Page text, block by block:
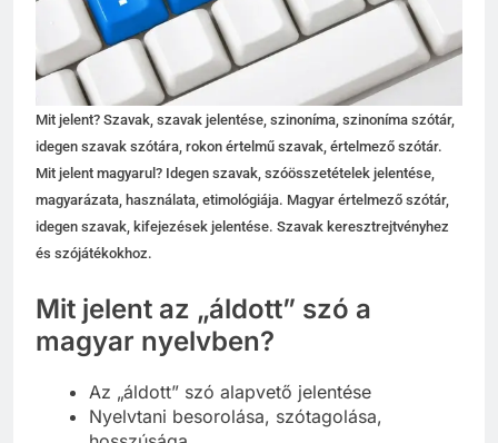
Mit jelent? Szavak, szavak jelentése, szinoníma, szinoníma szótár,
idegen szavak szótára, rokon értelmű szavak, értelmező szótár.
Mit jelent magyarul? Idegen szavak, szóösszetételek jelentése,
magyarázata, használata, etimológiája. Magyar értelmező szótár,
idegen szavak, kifejezések jelentése. Szavak keresztrejtvényhez
és szójátékokhoz.
Mit jelent az „áldott” szó a
magyar nyelvben?
Az „áldott” szó alapvető jelentése
Nyelvtani besorolása, szótagolása,